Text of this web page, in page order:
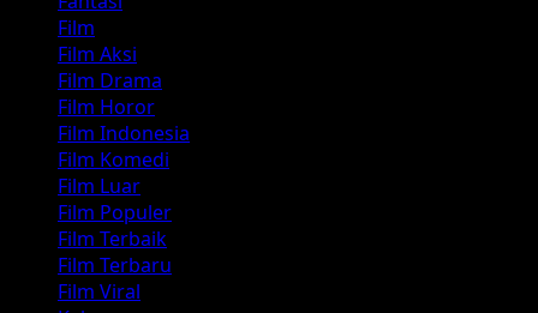
Film
Film Aksi
Film Drama
Film Horor
Film Indonesia
Film Komedi
Film Luar
Film Populer
Film Terbaik
Film Terbaru
Film Viral